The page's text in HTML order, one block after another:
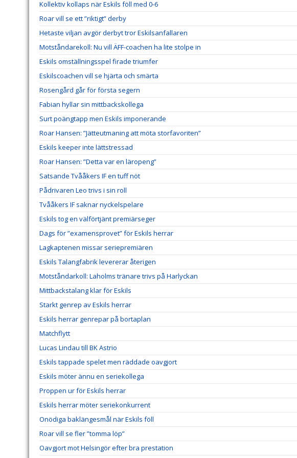
Kollektiv kollaps när Eskils föll med 0-6
Roar vill se ett ”riktigt” derby
Hetaste viljan avgör derbyt tror Eskilsanfallaren
Motståndarekoll: Nu vill ÄFF-coachen ha lite stolpe in
Eskils omställningsspel firade triumfer
Eskilscoachen vill se hjärta och smärta
Rosengård går för första segern
Fabian hyllar sin mittbackskollega
Surt poängtapp men Eskils imponerande
Roar Hansen: ”Jätteutmaning att möta storfavoriten”
Eskils keeper inte lättstressad
Roar Hansen: ”Detta var en läropeng”
Satsande Tvååkers IF en tuff nöt
Pådrivaren Leo trivs i sin roll
Tvååkers IF saknar nyckelspelare
Eskils tog en välförtjänt premiärseger
Dags för ”examensprovet” för Eskils herrar
Lagkaptenen missar seriepremiären
Eskils Talangfabrik levererar återigen
Motståndarkoll: Laholms tränare trivs på Harlyckan
Mittbackstalang klar för Eskils
Starkt genrep av Eskils herrar
Eskils herrar genrepar på bortaplan
Matchflytt
Lucas Lindau till BK Astrio
Eskils tappade spelet men räddade oavgjort
Eskils möter ännu en seriekollega
Proppen ur för Eskils herrar
Eskils herrar möter seriekonkurrent
Onödiga baklängesmål när Eskils föll
Roar vill se fler ”tomma löp”
Oavgjort mot Helsingör efter bra prestation